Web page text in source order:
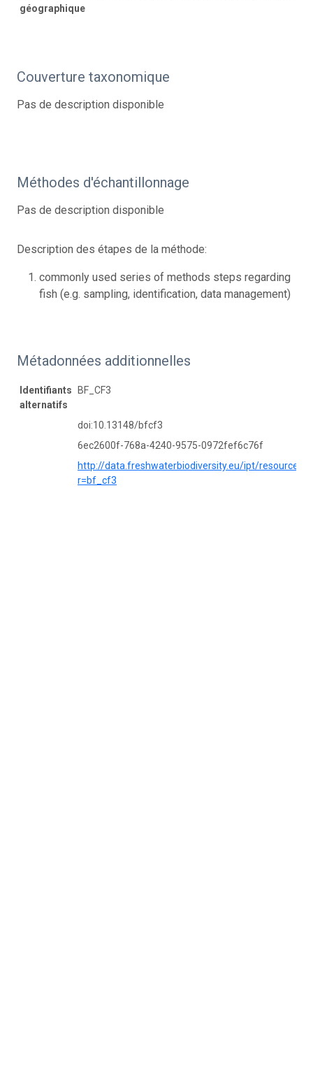
géographique
Couverture taxonomique
Pas de description disponible
Méthodes d'échantillonnage
Pas de description disponible
Description des étapes de la méthode:
commonly used series of methods steps regarding
fish (e.g. sampling, identification, data management)
Métadonnées additionnelles
Identifiants
alternatifs
BF_CF3
doi:10.13148/bfcf3
6ec2600f-768a-4240-9575-0972fef6c76f
http://data.freshwaterbiodiversity.eu/ipt/resource?
r=bf_cf3